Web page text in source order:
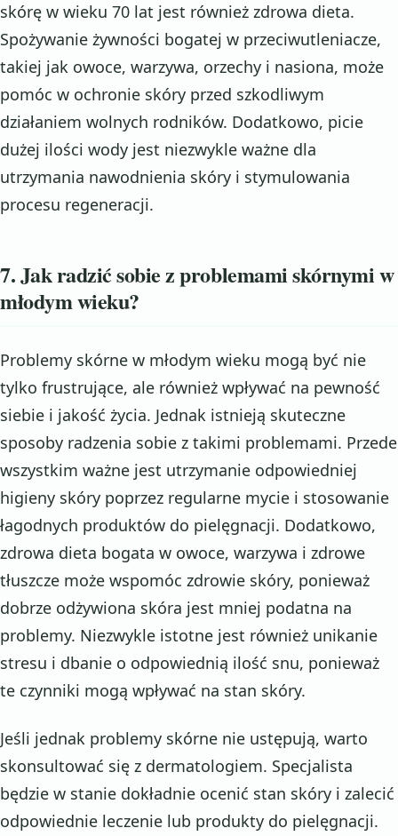
skórę w wieku 70 lat jest również zdrowa dieta.
Spożywanie żywności bogatej w przeciwutleniacze,
takiej jak owoce, warzywa, orzechy i nasiona, może
pomóc w ochronie skóry przed szkodliwym
działaniem wolnych rodników. Dodatkowo, picie
dużej ilości wody jest niezwykle ważne dla
utrzymania nawodnienia skóry i stymulowania
procesu regeneracji.
7. Jak radzić sobie z problemami skórnymi w
młodym wieku?
Problemy skórne w młodym wieku mogą być nie
tylko frustrujące, ale również wpływać na pewność
siebie i jakość życia. Jednak istnieją skuteczne
sposoby radzenia sobie z takimi problemami. Przede
wszystkim ważne jest utrzymanie odpowiedniej
higieny skóry poprzez regularne mycie i stosowanie
łagodnych produktów do pielęgnacji. Dodatkowo,
zdrowa dieta bogata w owoce, warzywa i zdrowe
tłuszcze może wspomóc zdrowie skóry, ponieważ
dobrze odżywiona skóra jest mniej podatna na
problemy. Niezwykle istotne jest również unikanie
stresu i dbanie o odpowiednią ilość snu, ponieważ
te czynniki mogą wpływać na stan skóry.
Jeśli jednak problemy skórne nie ustępują, warto
skonsultować się z dermatologiem. Specjalista
będzie w stanie dokładnie ocenić stan skóry i zalecić
odpowiednie leczenie lub produkty do pielęgnacji.